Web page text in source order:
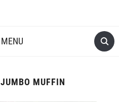
MENU
JUMBO MUFFIN